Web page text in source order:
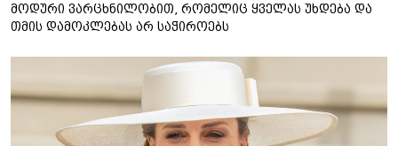
მოდური ვარცხნილობით, რომელიც ყველას უხდება და
თმის დამოკლებას არ საჭიროებს